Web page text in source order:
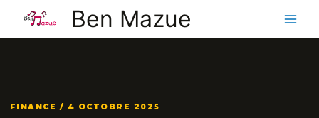
contenu
Ben Mazue
FINANCE / 4 OCTOBRE 2025